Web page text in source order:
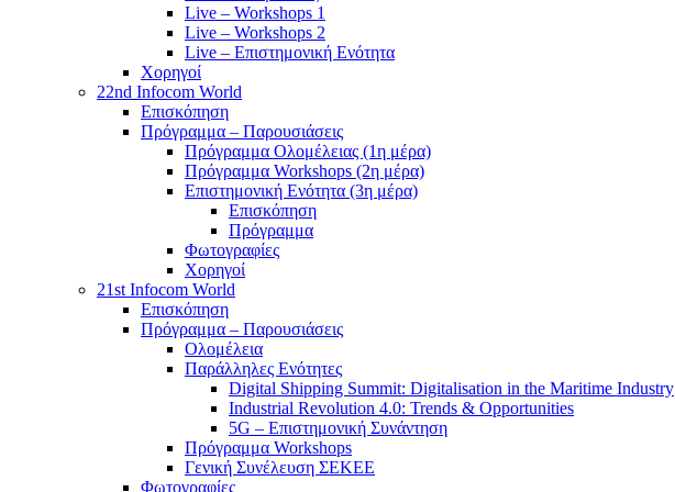
Live – Workshops 1
Live – Workshops 2
Live – Επιστημονική Ενότητα
Χορηγοί
22nd Infocom World
Επισκόπηση
Πρόγραμμα – Παρουσιάσεις
Πρόγραμμα Ολομέλειας (1η μέρα)
Πρόγραμμα Workshops (2η μέρα)
Επιστημονική Ενότητα (3η μέρα)
Επισκόπηση
Πρόγραμμα
Φωτογραφίες
Χορηγοί
21st Infocom World
Επισκόπηση
Πρόγραμμα – Παρουσιάσεις
Ολομέλεια
Παράλληλες Ενότητες
Digital Shipping Summit: Digitalisation in the Maritime Industry
Industrial Revolution 4.0: Trends & Opportunities
5G – Επιστημονική Συνάντηση
Πρόγραμμα Workshops
Γενική Συνέλευση ΣΕΚΕΕ
Φωτογραφίες